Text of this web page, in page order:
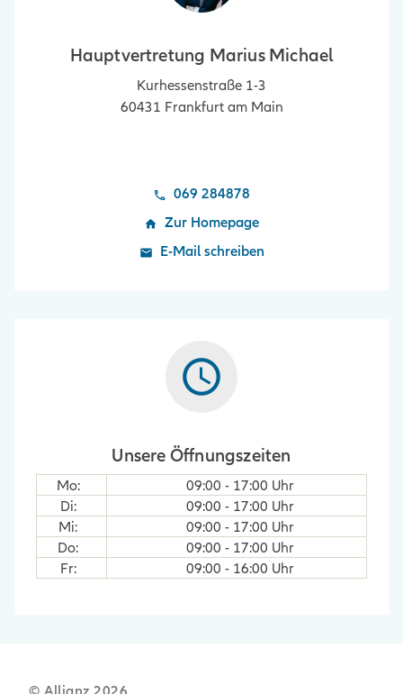
Hauptvertretung Marius Michael
Kurhessenstraße 1-3
60431 Frankfurt am Main
069 284878
Zur Homepage
E-Mail schreiben
Unsere Öffnungszeiten
Mo: 09:00 - 17:00 Uhr
Di: 09:00 - 17:00 Uhr
Mi: 09:00 - 17:00 Uhr
Do: 09:00 - 17:00 Uhr
Fr: 09:00 - 16:00 Uhr
© Allianz 2026